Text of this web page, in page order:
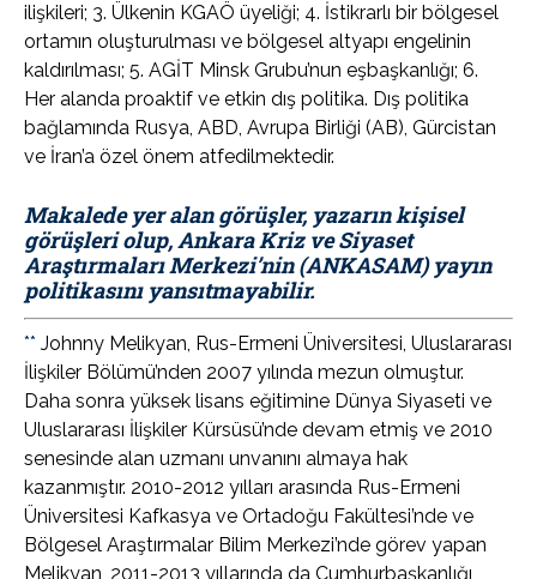
ilişkileri; 3. Ülkenin KGAÖ üyeliği; 4. İstikrarlı bir bölgesel
ortamın oluşturulması ve bölgesel altyapı engelinin
kaldırılması; 5. AGİT Minsk Grubu’nun eşbaşkanlığı; 6.
Her alanda proaktif ve etkin dış politika. Dış politika
bağlamında Rusya, ABD, Avrupa Birliği (AB), Gürcistan
ve İran’a özel önem atfedilmektedir.
Makalede yer alan görüşler, yazarın kişisel
görüşleri olup, Ankara Kriz ve Siyaset
Araştırmaları Merkezi’nin (ANKASAM) yayın
politikasını yansıtmayabilir.
** Johnny Melikyan, Rus-Ermeni Üniversitesi, Uluslararası
İlişkiler Bölümü’nden 2007 yılında mezun olmuştur.
Daha sonra yüksek lisans eğitimine Dünya Siyaseti ve
Uluslararası İlişkiler Kürsüsü’nde devam etmiş ve 2010
senesinde alan uzmanı unvanını almaya hak
kazanmıştır. 2010-2012 yılları arasında Rus-Ermeni
Üniversitesi Kafkasya ve Ortadoğu Fakültesi’nde ve
Bölgesel Araştırmalar Bilim Merkezi’nde görev yapan
Melikyan, 2011-2013 yıllarında da Cumhurbaşkanlığı